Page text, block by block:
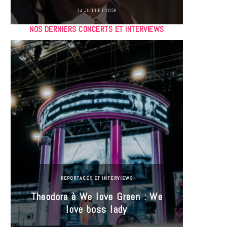
14 JUILLET 2026
NOS DERNIERS CONCERTS ET INTERVIEWS
REPORTAGES ET INTERVIEWS
Theodora à We love Green : We
love boss lady